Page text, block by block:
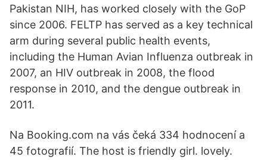
Pakistan NIH, has worked closely with the GoP
since 2006. FELTP has served as a key technical
arm during several public health events,
including the Human Avian Influenza outbreak in
2007, an HIV outbreak in 2008, the flood
response in 2010, and the dengue outbreak in
2011.
Na Booking.com na vás čeká 334 hodnocení a
45 fotografií. The host is friendly girl. lovely.